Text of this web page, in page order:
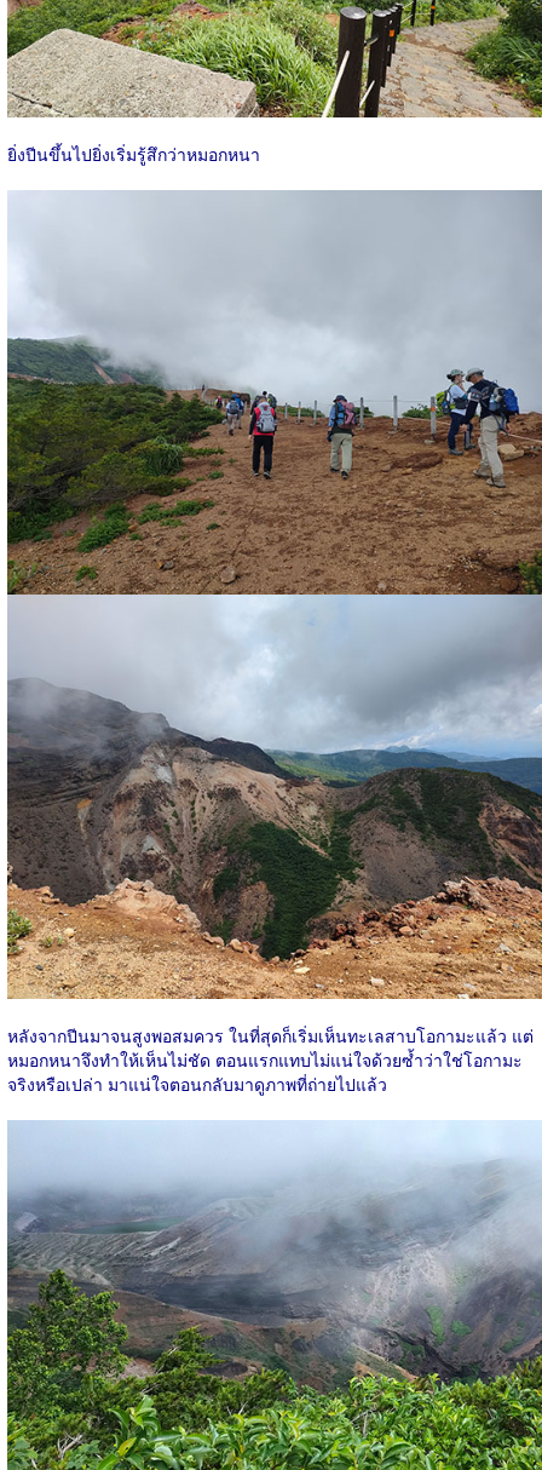
ยิ่งปีนขึ้นไปยิ่งเริ่มรู้สึกว่าหมอกหนา
หลังจากปีนมาจนสูงพอสมควร ในที่สุดก็เริ่มเห็นทะเลสาบโอกามะแล้ว แต่
หมอกหนาจึงทำให้เห็นไม่ชัด ตอนแรกแทบไม่แน่ใจด้วยซ้ำว่าใช่โอกามะ
จริงหรือเปล่า มาแน่ใจตอนกลับมาดูภาพที่ถ่ายไปแล้ว